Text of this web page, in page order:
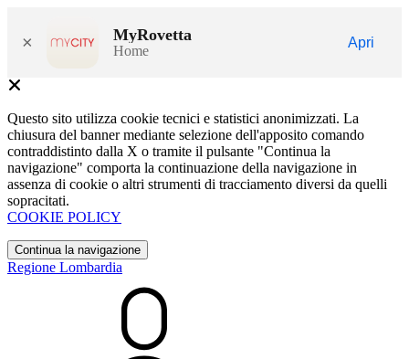
× MyRovetta
Home
Apri
Questo sito utilizza cookie tecnici e statistici anonimizzati. La
chiusura del banner mediante selezione dell'apposito comando
contraddistinto dalla X o tramite il pulsante "Continua la
navigazione" comporta la continuazione della navigazione in
assenza di cookie o altri strumenti di tracciamento diversi da quelli
sopracitati.
COOKIE POLICY
Continua la navigazione
Regione Lombardia